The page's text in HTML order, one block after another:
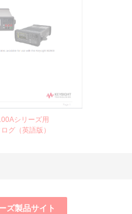
シリーズ用
グ（英語版）
ズ製品サイト